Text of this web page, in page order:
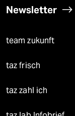
Newsletter
team zukunft
taz frisch
taz zahl ich